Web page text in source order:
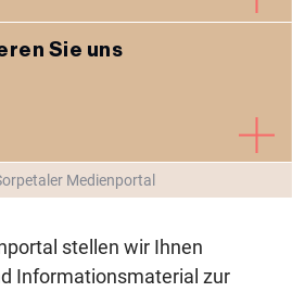
Sie uns
Medienportal
stellen wir Ihnen
Informationsmaterial zur